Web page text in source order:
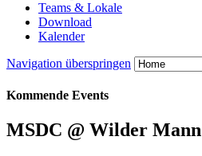
Teams & Lokale
Download
Kalender
Navigation überspringen
Kommende Events
MSDC @ Wilder Mann